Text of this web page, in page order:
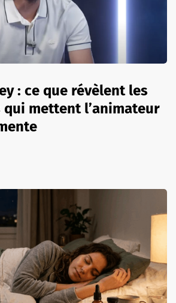
: ce que révèlent les
qui mettent l’animateur